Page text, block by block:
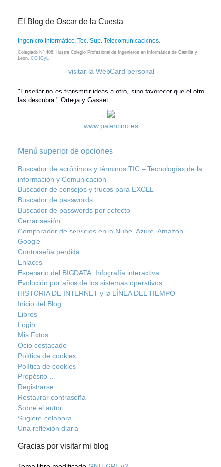
El Blog de Oscar de la Cuesta
Ingeniero Informático, Tec. Sup. Telecomunicaciones.
Colegiado Nº 406, Ilustre Colegio Profesional de Ingenieros en Informática de Castilla y
León. COIICyL
- visitar la WebCard personal -
"Enseñar no es transmitir ideas a otro, sino favorecer que el otro
las descubra." Ortega y Gasset.
www.palentino.es
Menú superior de opciones
Buscador de acrónimos y términos TIC – Tecnologías de la
información y Comunicación
Buscador de consejos y trucos para EXCEL
Buscador de passwords
Buscador de passwords por defecto
Cerrar sesión
Comparador de servicios en la Nube. Azure, Amazon,
Google
Contraseña perdida
Enlaces
Escenario del BIGDATA. Infografía interactiva
Evolución por años de los sistemas operativos.
HISTORIA DE INTERNET y la LÍNEA DEL TIEMPO
Inicio del Blog
Libros
Login
Mis Fotos
Ocio destacado
Política de cookies
Política de cookies
Propósito …
Registrarse
Restaurar contraseña
Sobre el autor
Sugiere-colabora
Una reflexión diaria
Gracias por visitar mi blog